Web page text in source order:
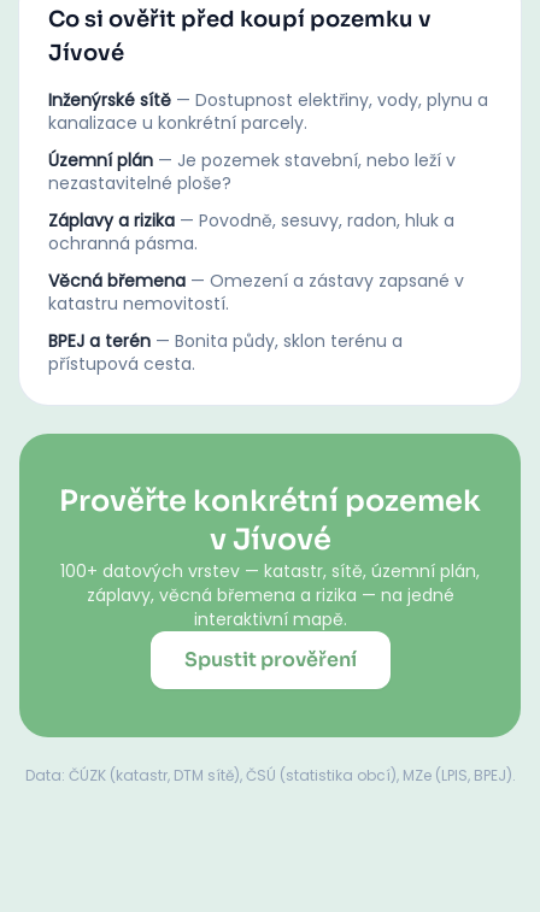
Co si ověřit před koupí pozemku v
Jívové
Inženýrské sítě — Dostupnost elektřiny, vody, plynu a
kanalizace u konkrétní parcely.
Územní plán — Je pozemek stavební, nebo leží v
nezastavitelné ploše?
Záplavy a rizika — Povodně, sesuvy, radon, hluk a
ochranná pásma.
Věcná břemena — Omezení a zástavy zapsané v
katastru nemovitostí.
BPEJ a terén — Bonita půdy, sklon terénu a
přístupová cesta.
Prověřte konkrétní pozemek
v Jívové
100+ datových vrstev — katastr, sítě, územní plán,
záplavy, věcná břemena a rizika — na jedné
interaktivní mapě.
Spustit prověření
Data: ČÚZK (katastr, DTM sítě), ČSÚ (statistika obcí), MZe (LPIS, BPEJ).